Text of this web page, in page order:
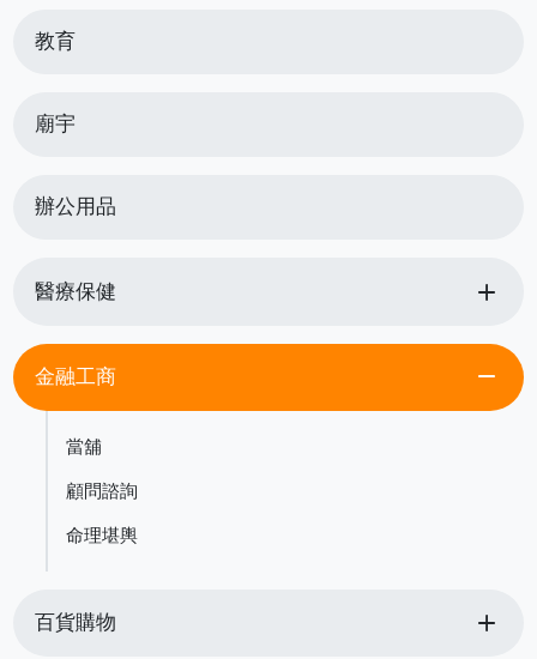
教育
廟宇
辦公用品
醫療保健 add
金融工商 remove
當舖
顧問諮詢
命理堪輿
百貨購物 add